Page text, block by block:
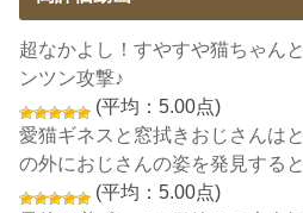
超なかよし！すやすや猫ちゃん
ンツン攻撃♪
(平均：5.00点)
愛猫ギネスと窓拭きおじさんは
の外におじさんの姿を発見すると
(平均：5.00点)